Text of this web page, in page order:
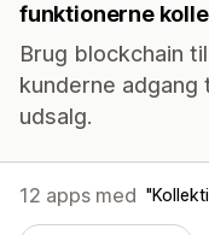
funktionerne
Brug blockchain
kunderne
udsalg.
12 apps med